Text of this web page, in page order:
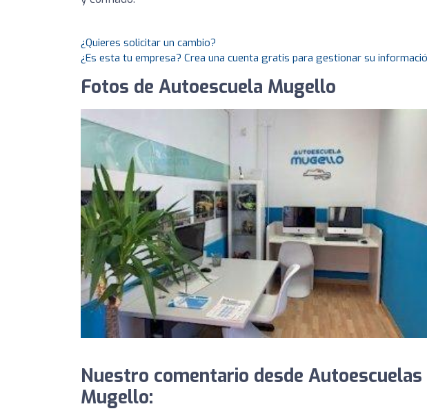
¿Quieres solicitar un cambio?
¿Es esta tu empresa? Crea una cuenta gratis para gestionar su
Fotos de Autoescuela Mugello
Nuestro comentario desde
Mugello: